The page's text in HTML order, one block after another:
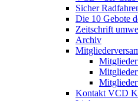
Sicher
Die 10 Gebote
Zeitschrift
Archiv
Kontakt VCD